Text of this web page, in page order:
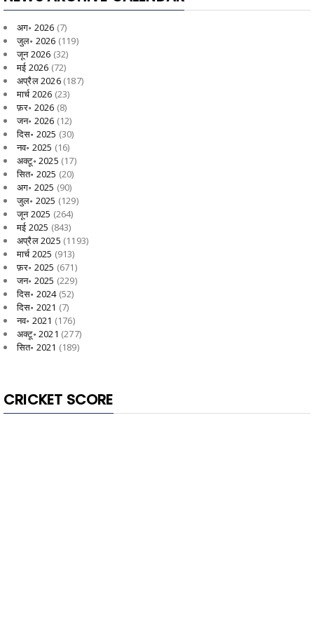
अग॰ 2026 (7)
जुल॰ 2026 (119)
जून 2026 (32)
मई 2026 (72)
अप्रैल 2026(187)
मार्च 2026 (23)
फ़र॰ 2026 (8)
जन॰ 2026 (12)
दिस॰ 2025 (30)
नव॰ 2025 (16)
अक्टू॰ 2025 (17)
सित॰ 2025 (20)
अग॰ 2025 (90)
जुल॰ 2025 (129)
जून 2025 (264)
मई 2025 (843)
अप्रैल 2025 (1193)
मार्च 2025 (913)
फ़र॰ 2025 (671)
जन॰ 2025 (229)
दिस॰ 2024(52)
दिस॰ 2021 (7)
नव॰ 2021 (176)
अक्टू॰ 2021 (277)
सित॰ 2021 (189)
CRICKET SCORE